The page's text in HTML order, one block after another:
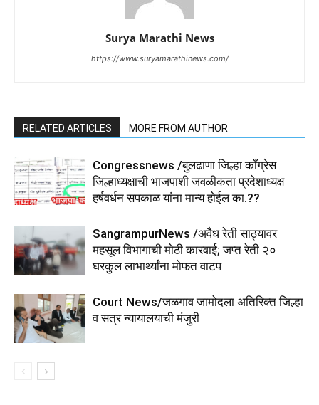
Surya Marathi News
https://www.suryamarathinews.com/
RELATED ARTICLES MORE FROM AUTHOR
Congressnews /बुलढाणा जिल्हा कॉंग्रेस
जिल्हाध्यक्षाची भाजपाशी जवळीकता प्रदेशाध्यक्ष
हर्षवर्धन सपकाळ यांना मान्य होईल का.??
SangrampurNews /अवैध रेती साठ्यावर
महसूल विभागाची मोठी कारवाई; जप्त रेती २०
घरकुल लाभार्थ्यांना मोफत वाटप
Court News/जळगाव जामोदला अतिरिक्त जिल्हा
व सत्र न्यायालयाची मंजुरी